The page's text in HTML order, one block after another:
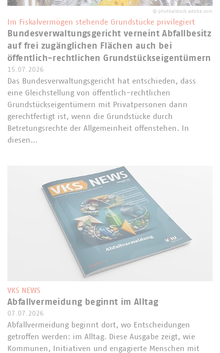
© photka/stock.adobe.com
Im Fiskalvermögen stehende Grundstücke privilegiert
Bundesverwaltungsgericht verneint Abfallbesitz
auf frei zugänglichen Flächen auch bei
öffentlich-rechtlichen Grundstückseigentümern
15.07.2026
Das Bundesverwaltungsgericht hat entschieden, dass
eine Gleichstellung von öffentlich-rechtlichen
Grundstückseigentümern mit Privatpersonen dann
gerechtfertigt ist, wenn die Grundstücke durch
Betretungsrechte der Allgemeinheit offenstehen. In
diesen…
VKS NEWS
Abfallvermeidung beginnt im Alltag
07.07.2026
Abfallvermeidung beginnt dort, wo Entscheidungen
getroffen werden: im Alltag. Diese Ausgabe zeigt, wie
Kommunen, Initiativen und engagierte Menschen mit